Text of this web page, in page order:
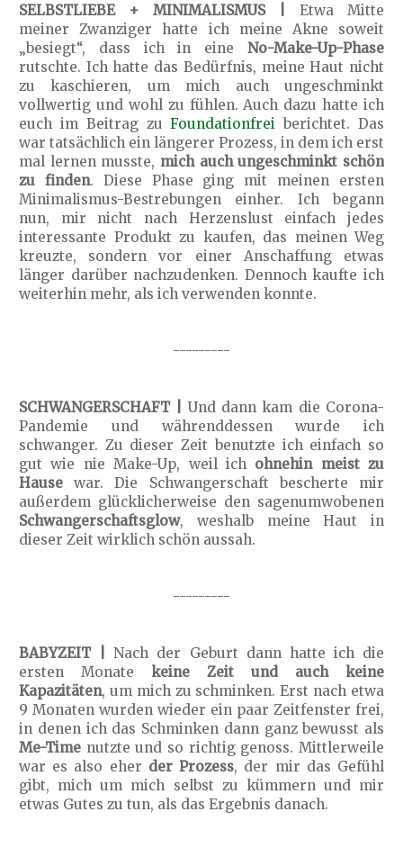
SELBSTLIEBE + MINIMALISMUS |
Etwa Mitte
meiner Zwanziger hatte ich meine Akne soweit
„besiegt“, dass ich in eine No-Make-Up-Phase
rutschte. Ich hatte das Bedürfnis, meine Haut nicht
zu kaschieren, um mich auch ungeschminkt
vollwertig und wohl zu fühlen. Auch dazu hatte ich
euch im Beitrag zuFoundationfrei berichtet. Das
war tatsächlich ein längerer Prozess, in dem ich erst
mal lernen musste, mich auch ungeschminkt schön
zu finden. Diese Phase ging mit meinen ersten
Minimalismus-Bestrebungen einher. Ich begann
nun, mir nicht nach Herzenslust einfach jedes
interessante Produkt zu kaufen, das meinen Weg
kreuzte, sondern vor einer Anschaffung etwas
länger darüber nachzudenken. Dennoch kaufte ich
weiterhin mehr, als ich verwenden konnte.
---------
SCHWANGERSCHAFT | Und dann kam die Corona-
Pandemie und währenddessen wurde ich
schwanger. Zu dieser Zeit benutzte ich einfach so
gut wie nie Make-Up, weil ich ohnehin meist zu
Hausewar. Die Schwangerschaft bescherte mir
außerdem glücklicherweise den sagenumwobenen
Schwangerschaftsglow, weshalb meine Haut in
dieser Zeit wirklich schön aussah.
---------
BABYZEIT |
Nach der Geburt dann hatte ich die
ersten Monate keine Zeit und auch keine
Kapazitäten, um mich zu schminken. Erst nach etwa
9 Monaten wurden wieder ein paar Zeitfenster frei,
in denen ich das Schminken dann ganz bewusst als
Me-Time nutzte und so richtig genoss. Mittlerweile
war es also eher der Prozess, der mir das Gefühl
gibt, mich um mich selbst zu kümmern und mir
etwas Gutes zu tun, als das Ergebnis danach.